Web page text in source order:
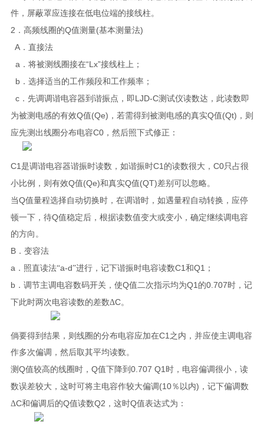
件，屏蔽罩应连接在低电位端的接线柱。
2 ．高频线圈的Q值测量(基本测量法)
A．直接法
a ．将被测线圈接在“Lx”接线柱上；
b．选择适当的工作频段和工作频率；
c．先调调谐电容器到谐振点，即LJD-C测试仪读数达，此读数即
为被测电感的有效Q值(Qe) ，若需得到被测电感的真实Q值(Qt) ，则
应先测出线圈分布电容C0，然后照下式修正：
C1 是调谐电容器谐振时读数，如谐振时C1 的读数很大， C0只占很
小比例，则有效Q值(Qe)和真实Q值(QT)差别可以忽略。
当Q值量程选择自动切换时，在调谐时，如遇量程自动转换，应停
顿一下，待Q值稳定后，根据读数值变大或变小，确定继续调电容
的方向。
B．变容法
a ．照直读法“a-d”进行，记下谐振时电容读数C1 和Q1 ；
b．调节主调电容数码开关，使Q值二次指示均为Q1 的0.707时，记
下此时两次电容读数的差数ΔC。
倘要得到结果，则线圈的分布电容应加在C1 之内，并应使主调电容
作多次偏调，然后取其平均读数。
测 Q值较高的线圈时， Q值下降到 0.707 Q1 时，电容偏调很小，读
数误差较大，这时可将主电容作较大偏调 (10％以内) ，记下偏调数
ΔC和偏调后的Q值读数Q2 ，这时Q值表达式为：